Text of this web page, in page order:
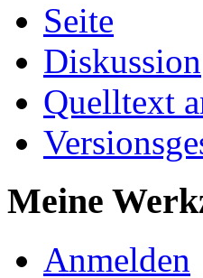
Seite
Diskussion
Quelltext
Meine
Anmelden